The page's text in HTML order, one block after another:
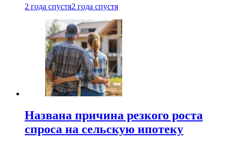
2 года спустя2 года спустя
Названа причина резкого роста
спроса на сельскую ипотеку